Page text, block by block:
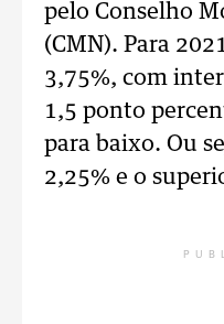
pelo Conselho
(CMN). Para
3,75%, com
1,5 ponto
para baixo. Ou
2,25% e o